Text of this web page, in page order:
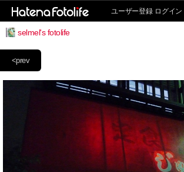
ユーザー登録 ログイン
selmel's fotolife
<prev